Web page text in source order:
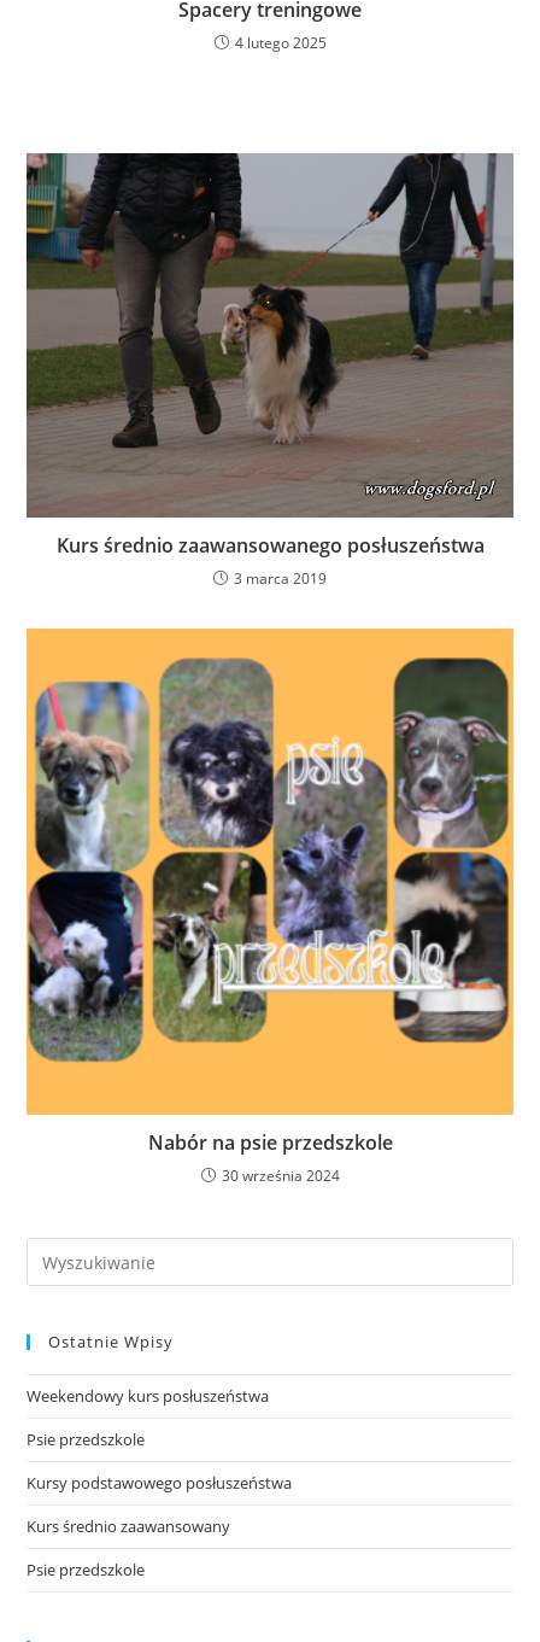
Spacery treningowe
4 lutego 2025
Kurs średnio zaawansowanego posłuszeństwa
3 marca 2019
Nabór na psie przedszkole
30 września 2024
Search
this
Ostatnie Wpisy
Weekendowy kurs posłuszeństwa
Psie przedszkole
Kursy podstawowego posłuszeństwa
Kurs średnio zaawansowany
Psie przedszkole